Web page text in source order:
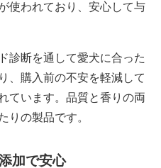
使われており、安心して与
診断を通して愛犬に合った
、購入前の不安を軽減して
ています。品質と香りの両
りの製品です。
加で安心